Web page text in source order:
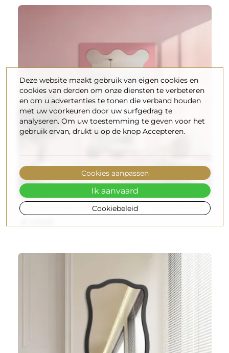
Onregelmatige spiegel in mdf lijst - BLOBS PRISM
Deze website maakt gebruik van eigen cookies en
cookies van derden om onze diensten te verbeteren
en om u advertenties te tonen die verband houden
met uw voorkeuren door uw surfgedrag te
analyseren. Om uw toestemming te geven voor het
gebruik ervan, drukt u op de knop Accepteren.
Cookiebeleid
Cookies aanpassen
Ik aanvaard